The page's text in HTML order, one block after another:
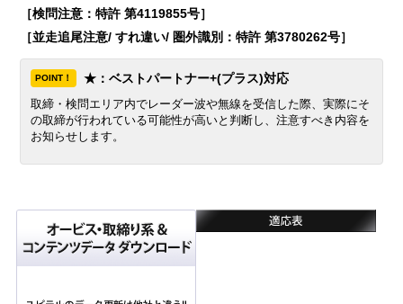
［検問注意：特許 第4119855号］
［並走追尾注意/ すれ違い/ 圏外識別：特許 第3780262号］
POINT！ ★：ベストパートナー+(プラス)対応
取締・検問エリア内でレーダー波や無線を受信した際、実際にそ
の取締が行われている可能性が高いと判断し、注意すべき内容を
お知らせします。